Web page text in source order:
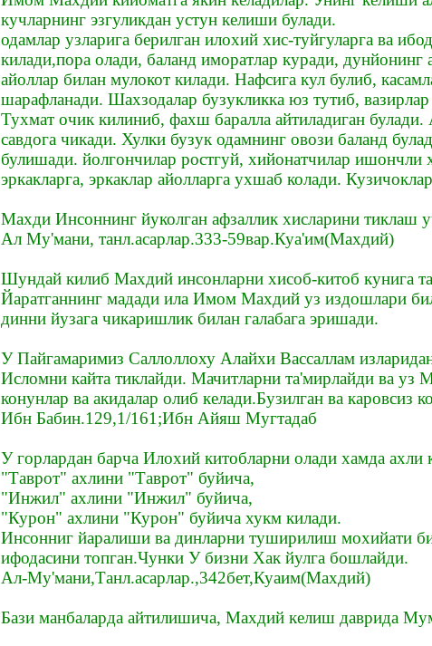
кучларнинг эзгуликдан устун келиши булади.
одамлар узларига берилган илохий хис-туйгуларга ва
килади,пора олади, баланд иморатлар куради,
айоллар билан мулокот килади. Нафсига кул булиб,
шарафланади. Шахзодалар бузукликка юз тутиб,
Тухмат очик килиниб, фахш баралла айтиладиган
савдога чикади. Хулки бузук одамнинг овози баланд
булишади. йолгончилар ростгуй, хийонатчилар
эркакларга, эркаклар айолларга ухшаб колади.
Махди Инсоннинг йуколган афзаллик хисларини тиклаш
Ал Му'мани, танл.асарлар.333-59вар.Куа'им(Махдий)
Шундай килиб Махдий инсонларни хисоб-китоб кунига
Йаратганнинг мадади ила Имом Махдий уз издошлари
динни йузага чикаришлик билан галабага эришади.
У Пайгамаримиз Саллоллоху Алайхи Вассаллам
Исломни кайта тиклайди. Мачитларни та'мирлайди ва уз
конунлар ва акидалар олиб келади.Бузилган ва каровсиз
Ибн Бабин.129,1/161;Ибн Айяш Мугтадаб
У горлардан барча Илохий китобларни олади хамда ахли
"Таврот" ахлини "Таврот" буйича,
"Инжил" ахлини "Инжил" буйича,
"Курон" ахлини "Курон" буйича хукм килади.
Инсонниг йаралиши ва динларни туширилиш мохийати
ифодасини топган.Чунки У бизни Хак йулга бошлайди.
Ал-Му'мани,Танл.асарлар.,342бет,Куаим(Махдий)
Бази манбаларда айтилишича, Махдий келиш даврида